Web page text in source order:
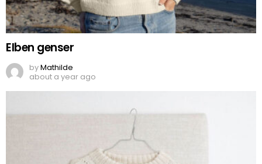
Elben genser
byMathilde
about a year ago